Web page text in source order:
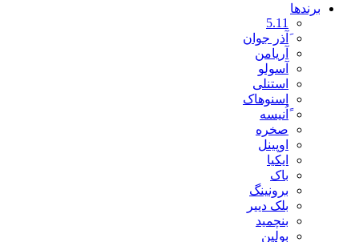
برندها
5.11
َآذر جوان
آریامن
آسولو
استنلی
اسنوهاک
ًاُنیسه
صخره
اوپینل
ایکیا
باک
برونینگ
بلک دییر
بنچمید
بولین